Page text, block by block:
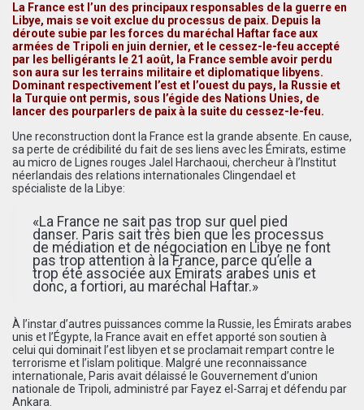
La France est l’un des principaux responsables de la guerre en
Libye, mais se voit exclue du processus de paix. Depuis la
déroute subie par les forces du maréchal Haftar face aux
armées de Tripoli en juin dernier, et le cessez-le-feu accepté
par les belligérants le 21 août, la France semble avoir perdu
son aura sur les terrains militaire et diplomatique libyens.
Dominant respectivement l’est et l’ouest du pays, la Russie et
la Turquie ont permis, sous l’égide des Nations Unies, de
lancer des pourparlers de paix à la suite du cessez-le-feu.
Une reconstruction dont la France est la grande absente. En cause,
sa perte de crédibilité du fait de ses liens avec les Émirats, estime
au micro de Lignes rouges Jalel Harchaoui, chercheur à l’Institut
néerlandais des relations internationales Clingendael et
spécialiste de la Libye:
«La France ne sait pas trop sur quel pied
danser. Paris sait très bien que les processus
de médiation et de négociation en Libye ne font
pas trop attention à la France, parce qu’elle a
trop été associée aux Émirats arabes unis et
donc, a fortiori, au maréchal Haftar.»
À l’instar d’autres puissances comme la Russie, les Émirats arabes
unis et l’Égypte, la France avait en effet apporté son soutien à
celui qui dominait l’est libyen et se proclamait rempart contre le
terrorisme et l’islam politique. Malgré une reconnaissance
internationale, Paris avait délaissé le Gouvernement d’union
nationale de Tripoli, administré par Fayez el-Sarraj et défendu par
Ankara.